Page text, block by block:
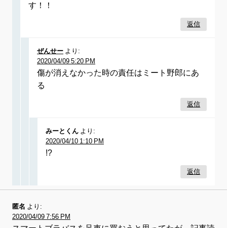
す！！
返信
ぜんせー
より:
2020/04/09 5:20 PM
傷が消えなかった時の責任はミート野郎にあ
る
返信
みーとくん
より:
2020/04/10 1:10 PM
!?
返信
匿名
より:
2020/04/09 7:56 PM